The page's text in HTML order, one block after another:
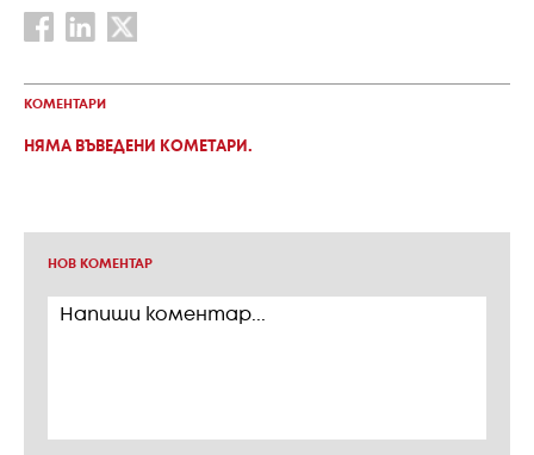
КОМЕНТАРИ
НЯМА ВЪВЕДЕНИ КОМЕТАРИ.
НОВ КОМЕНТАР